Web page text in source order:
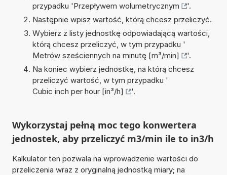
przypadku 'Przepływem wolumetrycznym
'.
Następnie wpisz wartość, którą chcesz przeliczyć.
Wybierz z listy jednostkę odpowiadającą wartości,
którą chcesz przeliczyć, w tym przypadku '
Metrów sześciennych na minutę [m³/min]
'.
Na koniec wybierz jednostkę, na którą chcesz
przeliczyć wartość, w tym przypadku '
Cubic inch per hour [in³/h]
'.
Wykorzystaj pełną moc tego konwertera
jednostek, aby przeliczyć m3/min ile to in3/h
Kalkulator ten pozwala na wprowadzenie wartości do
przeliczenia wraz z oryginalną jednostką miary; na